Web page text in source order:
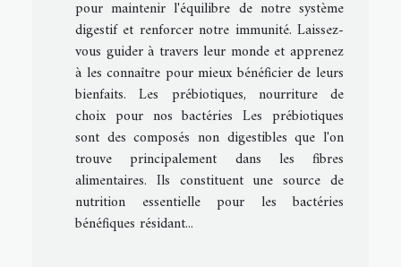
pour maintenir l'équilibre de notre système
digestif et renforcer notre immunité. Laissez-
vous guider à travers leur monde et apprenez
à les connaître pour mieux bénéficier de leurs
bienfaits. Les prébiotiques, nourriture de
choix pour nos bactéries Les prébiotiques
sont des composés non digestibles que l'on
trouve principalement dans les fibres
alimentaires. Ils constituent une source de
nutrition essentielle pour les bactéries
bénéfiques résidant...